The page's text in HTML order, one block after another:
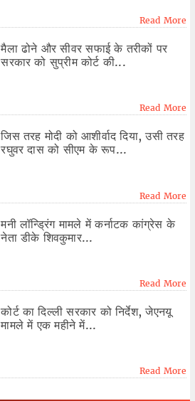
Read More
मैला ढोने और सीवर सफाई के तरीकों पर
सरकार को सुप्रीम कोर्ट की...
Read More
जिस तरह मोदी को आशीर्वाद दिया, उसी तरह
रघुवर दास को सीएम के रूप...
Read More
मनी लॉन्ड्रिंग मामले में कर्नाटक कांग्रेस के
नेता डीके शिवकुमार...
Read More
कोर्ट का दिल्ली सरकार को निर्देश, जेएनयू
मामले में एक महीने में...
Read More